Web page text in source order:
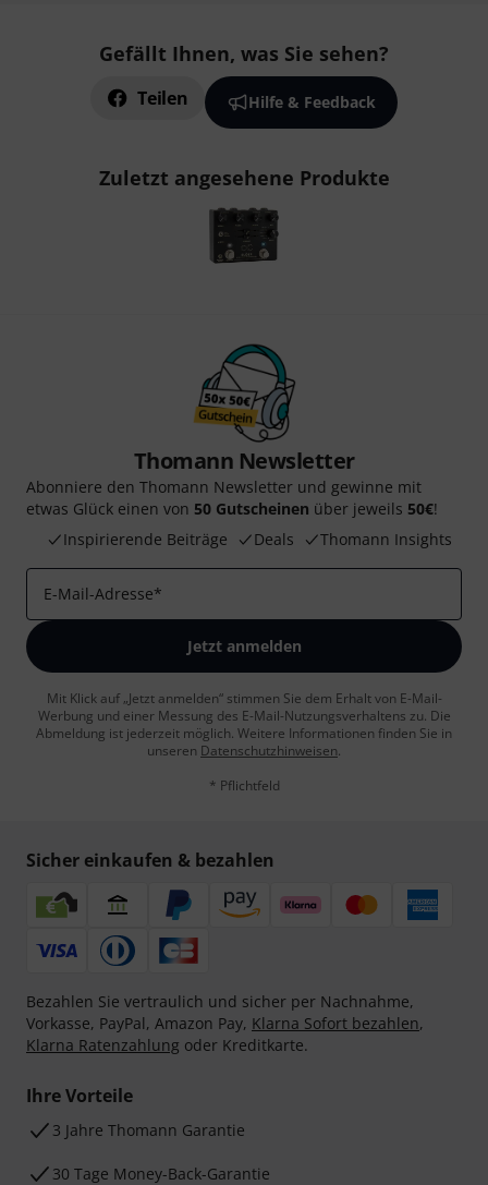
Gefällt Ihnen, was Sie sehen?
Teilen Hilfe & Feedback
Zuletzt angesehene Produkte
Thomann Newsletter
Abonniere den Thomann Newsletter und gewinne mit
etwas Glück einen von 50 Gutscheinen über jeweils 50€!
Inspirierende Beiträge
Deals Thomann Insights
E-Mail-Adresse*
Jetzt anmelden
Mit Klick auf „Jetzt anmelden“ stimmen Sie dem Erhalt von E-Mail-
Werbung und einer Messung des E-Mail-Nutzungsverhaltens zu. Die
Abmeldung ist jederzeit möglich. Weitere Informationen finden Sie in
unseren Datenschutzhinweisen.
* Pflichtfeld
Sicher einkaufen & bezahlen
Bezahlen Sie vertraulich und sicher per Nachnahme,
Vorkasse, PayPal, Amazon Pay, Klarna Sofort bezahlen,
Klarna Ratenzahlung oder Kreditkarte.
Ihre Vorteile
3 Jahre Thomann Garantie
30 Tage Money-Back-Garantie